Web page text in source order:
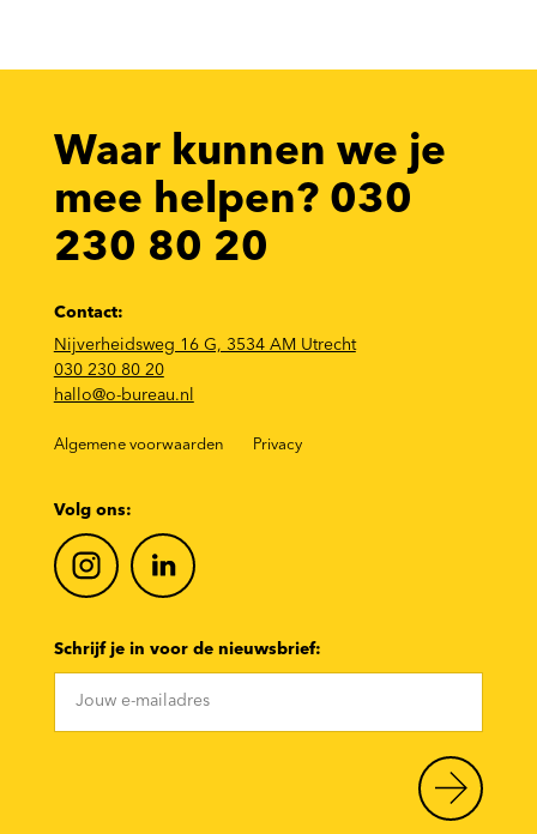
Waar kunnen we je
mee helpen? 030
230 80 20
Contact:
Nijverheidsweg 16 G, 3534 AM Utrecht
030 230 80 20
hallo@o-bureau.nl
Algemene voorwaarden Privacy
Volg ons:
Schrijf je in voor de nieuwsbrief: